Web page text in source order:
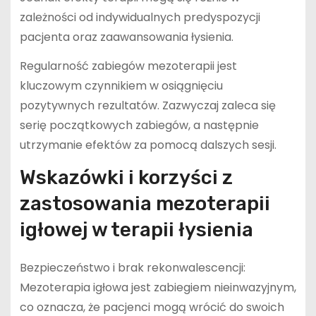
zależności od indywidualnych predyspozycji
pacjenta oraz zaawansowania łysienia.
Regularność zabiegów mezoterapii jest
kluczowym czynnikiem w osiągnięciu
pozytywnych rezultatów. Zazwyczaj zaleca się
serię początkowych zabiegów, a następnie
utrzymanie efektów za pomocą dalszych sesji.
Wskazówki i korzyści z
zastosowania mezoterapii
igłowej w terapii łysienia
Bezpieczeństwo i brak rekonwalescencji:
Mezoterapia igłowa jest zabiegiem nieinwazyjnym,
co oznacza, że pacjenci mogą wrócić do swoich